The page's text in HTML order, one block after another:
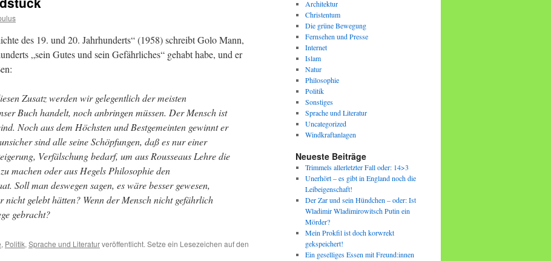
des 19. und 20. Jahrhunderts“ (1958) schreibt Golo Mann,
„sein Gutes und sein Gefährliches“ gehabt habe, und er
Zusatz werden wir gelegentlich der meisten
Buch handelt, noch anbringen müssen. Der Mensch ist
Noch aus dem Höchsten und Bestgemeinten gewinnt er
sind alle seine Schöpfungen, daß es nur einer
Verfälschung bedarf, um aus Rousseaus Lehre die
machen oder aus Hegels Philosophie den
Soll man deswegen sagen, es wäre besser gewesen,
nicht gelebt hätten? Wenn der Mensch nicht gefährlich
gebracht?
, Politik, Sprache und Literaturveröffentlicht. Setze ein Lesezeichen auf den
Architektur
Christentum
Die grüne Bewegung
Fernsehen und Presse
Internet
Islam
Natur
Philosophie
Politik
Sonstiges
Sprache und Literatur
Uncategorized
Windkraftanlagen
Neueste Beiträge
Trimmels allerletzter Fall oder: 14>3
Unerhört – es gibt in England noch die
Leibeigenschaft!
Der Zar und sein Hündchen – oder: Ist
Wladimir Wladimirowitsch Putin ein
Mörder?
Mein Prokfil ist doch korwrekt
gekspeichert!
Ein geselliges Essen mit Freund:innen